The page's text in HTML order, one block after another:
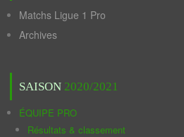
Matchs Ligue 1 Pro
Archives
SAISON 2020/2021
ÉQUIPE PRO
Résultats & classement